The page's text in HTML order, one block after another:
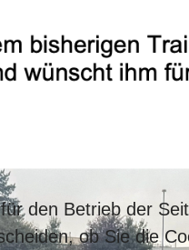
den Betrieb der
ob Sie die